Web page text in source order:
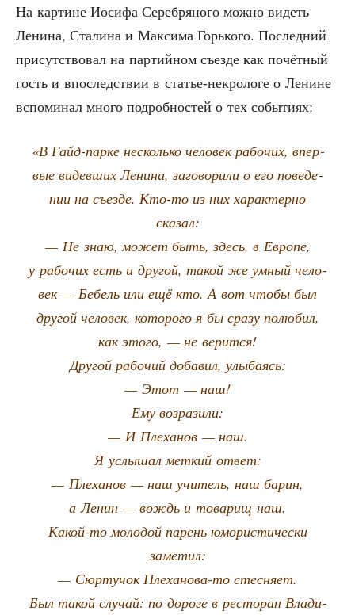
На кар­тине Иоси­фа Сереб­ря­но­го мож­но видеть
Лени­на, Ста­ли­на и Мак­си­ма Горь­ко­го. Послед­ний
при­сут­ство­вал на пар­тий­ном съез­де как почёт­ный
гость и впо­след­ствии в ста­тье-некро­ло­ге о Ленине
вспо­ми­нал мно­го подроб­но­стей о тех событиях:
«В Гайд-пар­ке несколь­ко чело­век рабо­чих, впер­
вые видев­ших Лени­на, заго­во­ри­ли о его пове­де­
нии на съез­де. Кто-то из них харак­тер­но
сказал:
— Не знаю, может быть, здесь, в Евро­пе,
у рабо­чих есть и дру­гой, такой же умный чело­
век — Бебель или ещё кто. А вот что­бы был
дру­гой чело­век, кото­ро­го я бы сра­зу полю­бил,
как это­го, — не верится!
Дру­гой рабо­чий доба­вил, улыбаясь:
— Этот — наш!
Ему возразили:
— И Пле­ха­нов — наш.
Я услы­шал мет­кий ответ:
— Пле­ха­нов — наш учи­тель, наш барин,
а Ленин — вождь и това­рищ наш.
Какой-то моло­дой парень юмо­ри­сти­че­ски
заметил:
— Сюр­ту­чок Пле­ха­но­ва-то стесняет.
Был такой слу­чай: по доро­ге в ресто­ран Вла­ди­